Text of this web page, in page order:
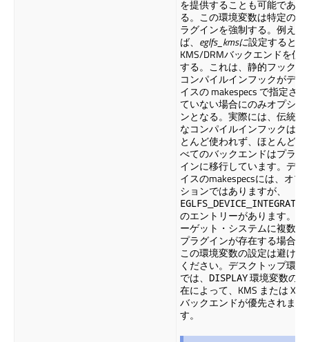
を提供することも可能であ
る。この環境変数は特定のプ
ラグインを強制する。例え
ば、 eglfs_kmsに設定すると
KMS/DRMバックエンドを使
する。これは、静的フックや
コンパイルインフックがデバ
イスの makespecs で指定され
ていない場合にのみオプショ
ンとなる。実際には、伝統的
なコンパイルインフックはほ
とんど使われず、ほとんどす
べてのバックエンドはプラグ
インに移行しています。デバ
イスのmakespecsには、オプ
ションではありますが、
のエントリーがあります。タ
ーゲット・システムに複数の
プラグインが存在する場合、
この環境変数の設定は避けて
ください。デスクトップ環境
では、 DISPLAY環境変数の存
在によって、KMS または X11
バックエンドが優先されま
す。